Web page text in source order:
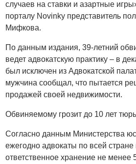
случаев на ставки и азартные
порталу Novinky представитель
Мифкова.
По данным издания, 39-летний
ведет адвокатскую практику – в
был исключен из Адвокатской
мужчина сообщал, что пытается
продажей своей недвижимости.
Обвиняемому грозит до 10 лет
Согласно данным Министерства
ежегодно адвокаты по всей
ответственное хранение не менее